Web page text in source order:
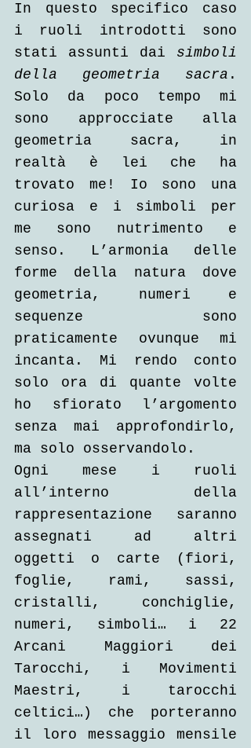
In questo specifico caso
i ruoli introdotti sono
stati assunti dai simboli
della geometria sacra .
Solo da poco tempo mi
sono approcciate alla
geometria sacra, in
realtà è lei che ha
trovato me! Io sono una
curiosa e i simboli per
me sono nutrimento e
senso. L’armonia delle
forme della natura dove
geometria, numeri e
sequenze sono
praticamente ovunque mi
incanta. Mi rendo conto
solo ora di quante volte
ho sfiorato l’argomento
senza mai approfondirlo,
ma solo osservandolo.
Ogni mese i ruoli
all’interno della
rappresentazione saranno
assegnati ad altri
oggetti o carte (fiori,
foglie, rami, sassi,
cristalli, conchiglie,
numeri, simboli… i 22
Arcani Maggiori dei
Tarocchi, i Movimenti
Maestri, i tarocchi
celtici…) che porteranno
il loro messaggio mensile